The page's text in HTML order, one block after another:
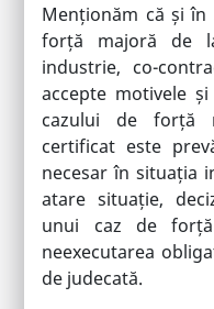
Menționăm că și
forță majoră de
industrie, co-
accepte motivele
cazului de forță
certificat este
necesar în situația
atare situație,
unui caz de
neexecutarea
de judecată.